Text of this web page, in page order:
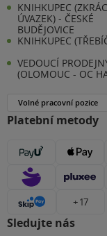
KNIHKUPEC
ÚVAZEK) - ČESKÉ
BUDĚJOVICE
KNIHKUPEC
VEDOUCÍ
(OLOMOUC - OC
Volné pracovní pozice
Platební metody
+ 17
Sledujte nás